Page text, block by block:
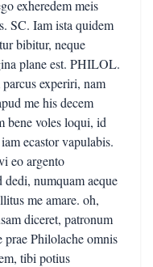
exheredem meis
SC. Iam ista quidem
bibitur, neque
plane est. PHILOL.
experiri, nam
me his decem
voles loqui, id
ecastor vapulabis.
eo argento
numquam aeque
me amare. oh,
diceret, patronum
Philolache omnis
tibi potius